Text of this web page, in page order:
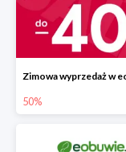
50%